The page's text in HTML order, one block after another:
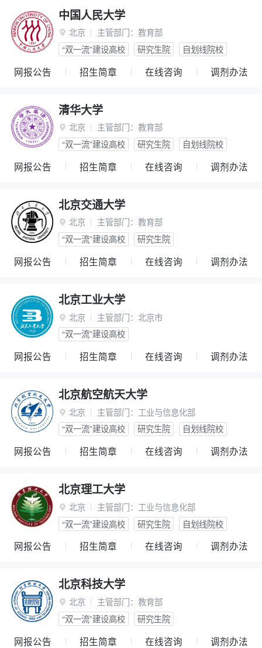
中国人民大学
 北京 主管部门： 教育部
“双一流”建设高校
研究生院 自划线院校
网报公告 招生简章 在线咨询 调剂办法
清华大学
 北京 主管部门： 教育部
“双一流”建设高校
研究生院 自划线院校
网报公告 招生简章 在线咨询 调剂办法
北京交通大学
 北京 主管部门： 教育部
“双一流”建设高校
研究生院
网报公告 招生简章 在线咨询 调剂办法
北京工业大学
 北京 主管部门： 北京市
“双一流”建设高校
网报公告 招生简章 在线咨询 调剂办法
北京航空航天大学
 北京 主管部门： 工业与信息化部
“双一流”建设高校
研究生院 自划线院校
网报公告 招生简章 在线咨询 调剂办法
北京理工大学
 北京 主管部门： 工业与信息化部
“双一流”建设高校
研究生院 自划线院校
网报公告 招生简章 在线咨询 调剂办法
北京科技大学
 北京 主管部门： 教育部
“双一流”建设高校
研究生院
网报公告 招生简章 在线咨询 调剂办法